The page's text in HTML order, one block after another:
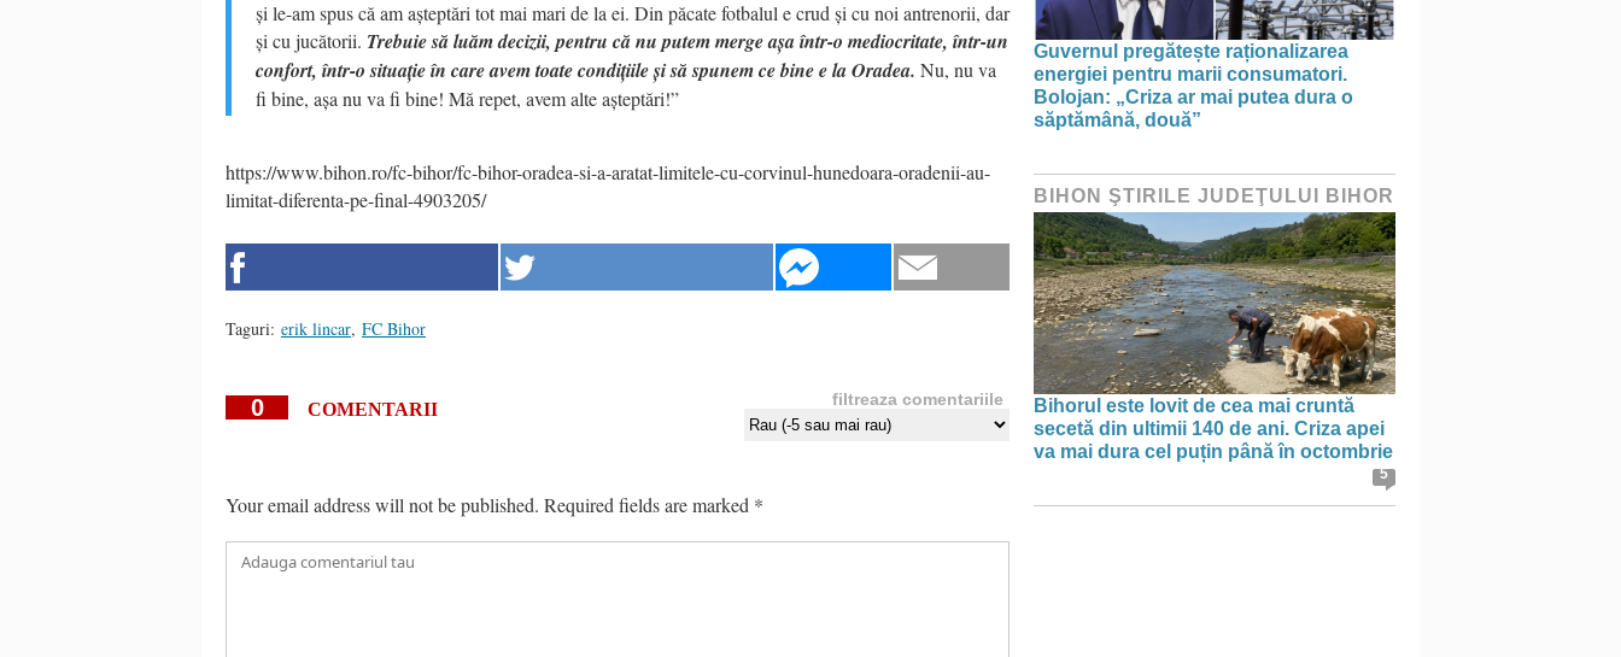
și le-am spus că am așteptări tot mai mari de la ei. Din păcate fotbalul e crud și cu noi antrenorii, dar
și cu jucătorii. Trebuie să luăm decizii, pentru că nu putem merge așa într-o mediocritate, într-un
confort, într-o situație în care avem toate condițiile și să spunem ce bine e la Oradea. Nu, nu va
fi bine, așa nu va fi bine! Mă repet, avem alte așteptări!”
https://www.bihon.ro/fc-bihor/fc-bihor-oradea-si-a-aratat-limitele-cu-corvinul-hunedoara-oradenii-au-
limitat-diferenta-pe-final-4903205/
Taguri: erik lincar, FC Bihor
0 COMENTARII filtreaza comentariile
Your email address will not be published. Required fields are marked *
Guvernul pregătește raționalizarea
energiei pentru marii consumatori.
Bolojan: „Criza ar mai putea dura o
săptămână, două”
BIHON ŞTIRILE JUDEŢULUI BIHOR
Bihorul este lovit de cea mai cruntă
secetă din ultimii 140 de ani. Criza apei
va mai dura cel puțin până în octombrie
5